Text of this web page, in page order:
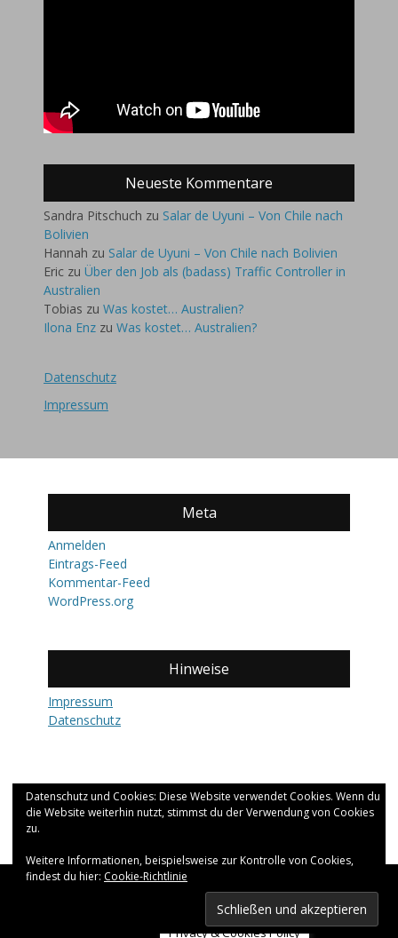
Neueste Kommentare
Sandra Pitschuch zu Salar de Uyuni – Von Chile nach
Bolivien
Hannah zu Salar de Uyuni – Von Chile nach Bolivien
Eric zu Über den Job als (badass) Traffic Controller in
Australien
Tobias zu Was kostet… Australien?
Ilona Enz zu Was kostet… Australien?
Datenschutz
Impressum
Meta
Anmelden
Eintrags-Feed
Kommentar-Feed
WordPress.org
Hinweise
Impressum
Datenschutz
fernweh.All Rights Reserved.
Catch Themes
Privacy & Cookies Policy
Datenschutz und Cookies: Diese Website verwendet Cookies. Wenn du
die Website weiterhin nutzt, stimmst du der Verwendung von Cookies
zu.
Weitere Informationen, beispielsweise zur Kontrolle von Cookies,
findest du hier: Cookie-Richtlinie